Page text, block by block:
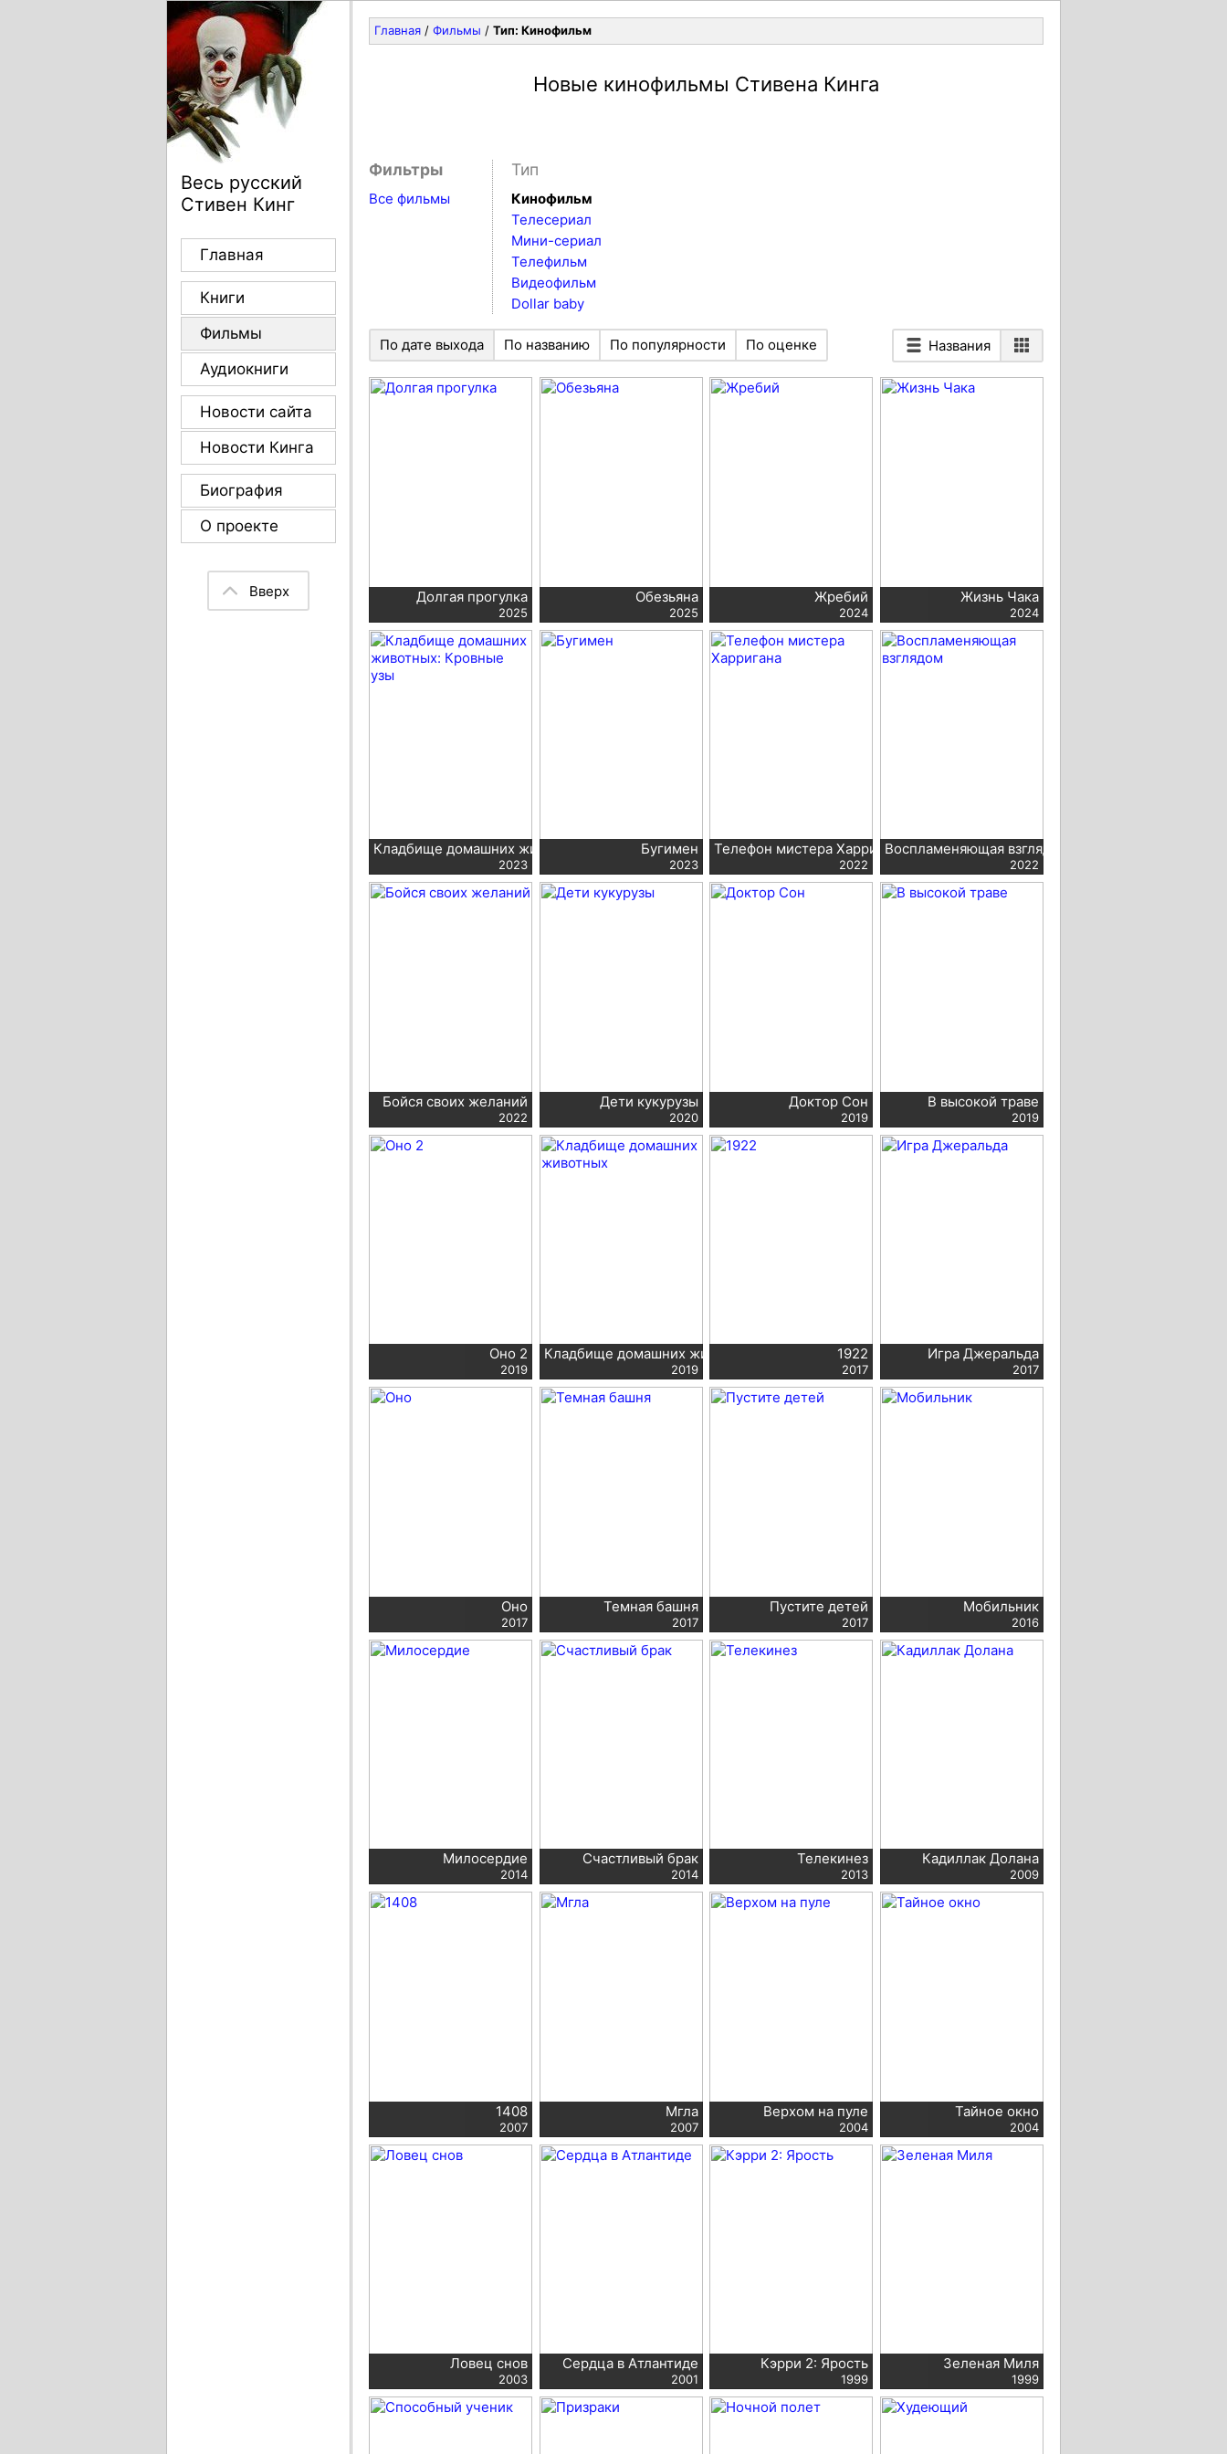
Весь русский
Стивен Кинг
Главная
Книги
Фильмы
Аудиокниги
Новости сайта
Новости Кинга
Биография
О проекте
Вверх
Главная / Фильмы / Тип: Кинофильм
Новые кинофильмы Стивена Кинга
Фильтры
Все фильмы
Тип
Кинофильм
Телесериал
Мини-сериал
Телефильм
Видеофильм
Dollar baby
По дате выхода По названию По популярности По оценке Названия
Долгая прогулка
2025
Обезьяна
2025
Жребий
2024
Жизнь Чака
2024
Кладбище домашних животных: Кровные узы
2023
Бугимен
2023
Телефон мистера Харригана
2022
Воспламеняющая взглядом
2022
Бойся своих желаний
2022
Дети кукурузы
2020
Доктор Сон
2019
В высокой траве
2019
Оно 2
2019
Кладбище домашних животных
2019
1922
2017
Игра Джеральда
2017
Оно
2017
Темная башня
2017
Пустите детей
2017
Мобильник
2016
Милосердие
2014
Счастливый брак
2014
Телекинез
2013
Кадиллак Долана
2009
1408
2007
Мгла
2007
Верхом на пуле
2004
Тайное окно
2004
Ловец снов
2003
Сердца в Атлантиде
2001
Кэрри 2: Ярость
1999
Зеленая Миля
1999